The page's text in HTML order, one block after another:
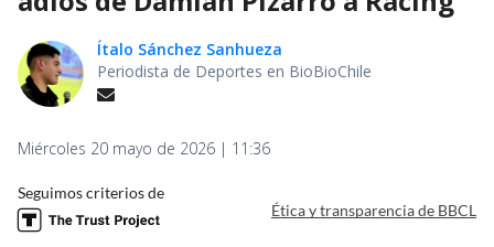
Ítalo Sánchez Sanhueza
Periodista de Deportes en BioBioChile
Miércoles 20 mayo de 2026 | 11:36
Seguimos criterios de
Ética y transparencia de BBCL